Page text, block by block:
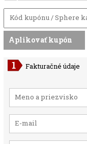
Fakturačné údaje